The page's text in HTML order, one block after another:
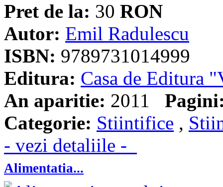
Pret de la: 30 RON
Autor: Emil Radulescu
ISBN: 9789731014999
Editura: Casa de Editura
An aparitie: 2011
Categorie: Stiintifice ,
- vezi detaliile -
Alimentatia...